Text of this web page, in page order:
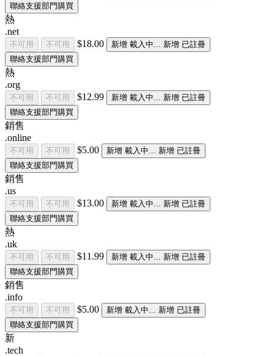
聯絡支援部門購買
熱
.net
不可用 不可用 $18.00 新增 載入中... 新增 已註冊
聯絡支援部門購買
熱
.org
不可用 不可用 $12.99 新增 載入中... 新增 已註冊
聯絡支援部門購買
銷售
.online
不可用 不可用 $5.00 新增 載入中... 新增 已註冊
聯絡支援部門購買
銷售
.us
不可用 不可用 $13.00 新增 載入中... 新增 已註冊
聯絡支援部門購買
熱
.uk
不可用 不可用 $11.99 新增 載入中... 新增 已註冊
聯絡支援部門購買
銷售
.info
不可用 不可用 $5.00 新增 載入中... 新增 已註冊
聯絡支援部門購買
新
.tech